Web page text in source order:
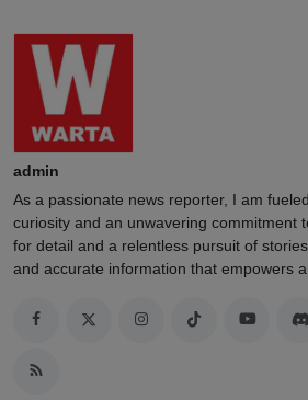
admin
As a passionate news reporter, I am
curiosity and an unwavering commitment
for detail and a relentless pursuit of
and accurate information that empowers